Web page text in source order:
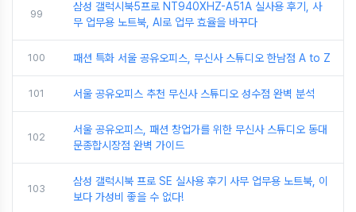
99
삼성 갤럭시북5프로 NT940XHZ-A51A 실사용 후기, 사
무 업무용 노트북, AI로 업무 효율을 바꾸다
100 패션 특화 서울 공유오피스, 무신사 스튜디오 한남점 A to Z
101 서울 공유오피스 추천 무신사 스튜디오 성수점 완벽 분석
102
서울 공유오피스, 패션 창업가를 위한 무신사 스튜디오 동대
문종합시장점 완벽 가이드
103
삼성 갤럭시북 프로 SE 실사용 후기 사무 업무용 노트북, 이
보다 가성비 좋을 수 없다!